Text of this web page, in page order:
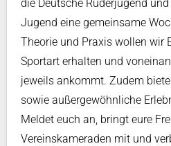
die Deutsche Ruderjugend
Jugend eine gemeinsame
Theorie und Praxis wollen wir
Sportart erhalten und
jeweils ankommt. Zudem
sowie außergewöhnliche
Meldet euch an, bringt eure
Vereinskameraden mit und